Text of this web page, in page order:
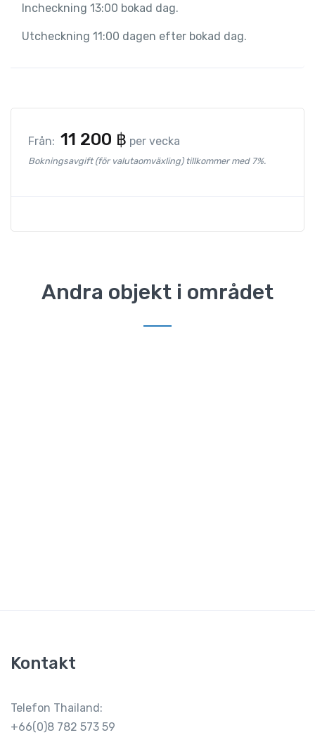
Incheckning 13:00 bokad dag.
Utcheckning 11:00 dagen efter bokad dag.
Från: 11 200 ฿ per vecka
Bokningsavgift (för valutaomväxling) tillkommer med 7%.
Andra objekt i området
Kontakt
Telefon Thailand:
+66(0)8 782 573 59